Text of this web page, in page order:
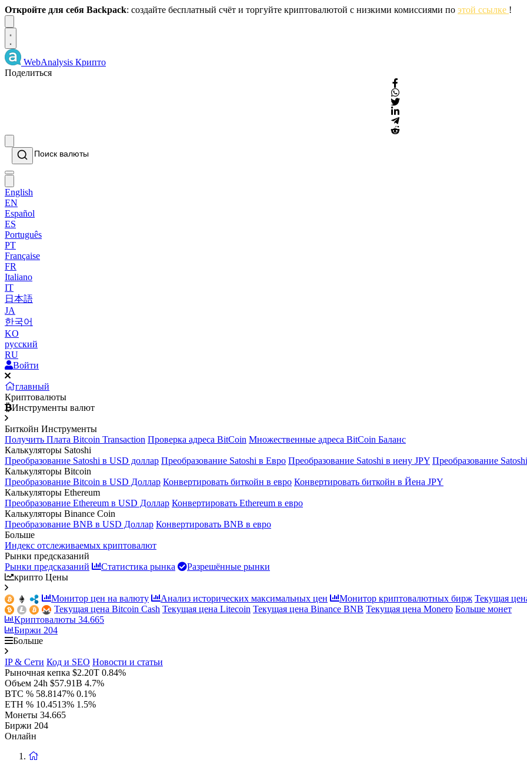
Откройте для себя Backpack: создайте бесплатный счёт и торгуйте криптовалютой с низкими комиссиями по этой ссылке !
WebAnalysis Крипто
Поделиться
English
EN
Español
ES
Português
PT
Française
FR
Italiano
IT
日本語
JA
한국어
KO
русский
RU
Войти
главный
Криптовалюты
Инструменты валют
Биткойн Инструменты
Получить Плата Bitcoin Transaction Проверка адреса BitCoin Множественные адреса BitCoin Баланс
Калькуляторы Satoshi
Преобразование Satoshi в USD доллар Преобразование Satoshi в Евро Преобразование Satoshi в иену JPY Преобразование
Калькуляторы Bitcoin
Преобразование Bitcoin в USD Доллар Конвертировать биткойн в евро Конвертировать биткойн в Йена JPY
Калькуляторы Ethereum
Преобразование Ethereum в USD Доллар Конвертировать Ethereum в евро
Калькуляторы Binance Coin
Преобразование BNB в USD Доллар Конвертировать BNB в евро
Больше
Индекс отслеживаемых криптовалют
Рынки предсказаний
Рынки предсказаний
Статистика рынка
Разрешённые рынки
крипто Цены
Монитор цен на валюту Анализ исторических максимальных цен Монитор криптовалютных бирж Текущая
Текущая цена Bitcoin Cash Текущая цена Litecoin Текущая цена Binance BNB Текущая цена Monero Больше монет
Криптовалюты 34.665
Биржи 204
Больше
IP & Сети Код и SEO Новости и статьи
Рыночная кепка $2.20T 0.84%
Объем 24h $57.91B 4.7%
BTC % 58.8147% 0.1%
ETH % 10.4513% 1.5%
Монеты 34.665
Биржи 204
Онлайн